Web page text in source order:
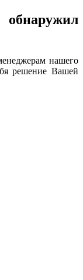
нашего
решение Вашей